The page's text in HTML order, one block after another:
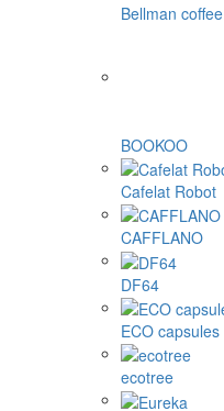
Bellman coffee
BOOKOO
Cafelat Robot
CAFFLANO
DF64
ECO capsules
ecotree